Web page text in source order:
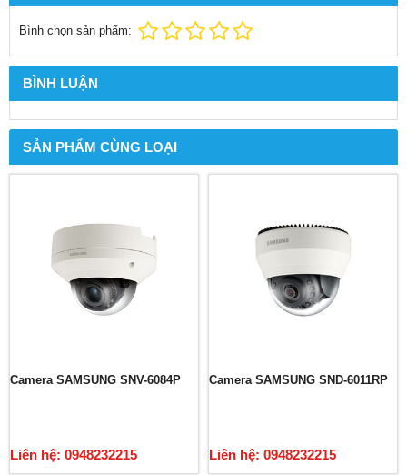
Bình chọn sản phẩm:
BÌNH LUẬN
SẢN PHẨM CÙNG LOẠI
Camera SAMSUNG SNV-6084P
Liên hệ: 0948232215
Camera SAMSUNG SND-6011RP
Liên hệ: 0948232215